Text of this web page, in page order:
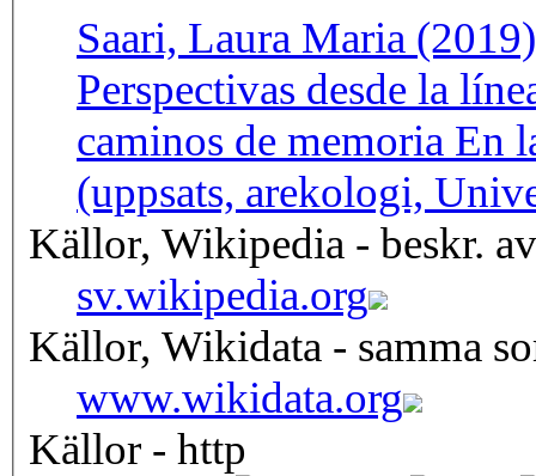
Saari, Laura Maria
Perspectivas desde la
caminos de memoria En
(uppsats, arekologi,
Källor, Wikipedia - beskr. av
sv.wikipedia.org
Källor, Wikidata - samma
www.wikidata.org
Källor - http